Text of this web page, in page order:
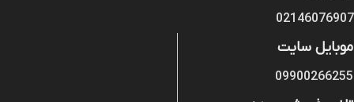
02146076907
موبایل سایت
09900266255